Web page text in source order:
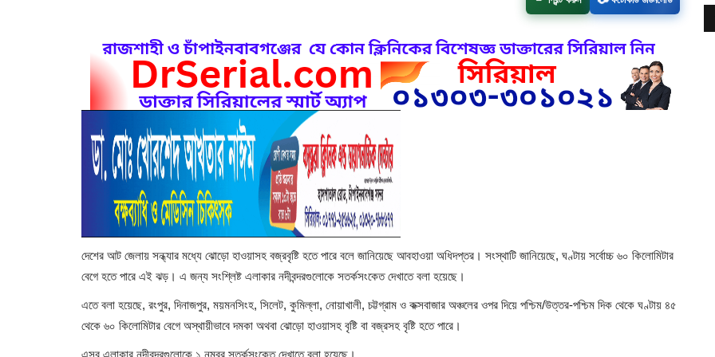
দেশের আট জেলায় সন্ধ্যার মধ্যে ঝোড়ো হাওয়াসহ বজ্রবৃষ্টি হতে পারে বলে জানিয়েছে আবহাওয়া অধিদপ্তর। সংস্থাটি জানিয়েছে, ঘণ্টায় সর্বোচ্চ ৬০ কিলোমিটার
বেগে হতে পারে এই ঝড়। এ জন্য সংশ্লিষ্ট এলাকার নদীবন্দরগুলোকে সতর্কসংকেত দেখাতে বলা হয়েছে।
এতে বলা হয়েছে, রংপুর, দিনাজপুর, ময়মনসিংহ, সিলেট, কুমিল্লা, নোয়াখালী, চট্টগ্রাম ও কক্সবাজার অঞ্চলের ওপর দিয়ে পশ্চিম/উত্তর-পশ্চিম দিক থেকে ঘণ্টায় ৪৫
থেকে ৬০ কিলোমিটার বেগে অস্থায়ীভাবে দমকা অথবা ঝোড়ো হাওয়াসহ বৃষ্টি বা বজ্রসহ বৃষ্টি হতে পারে।
এসব এলাকার নদীবন্দরগুলোকে ১ নম্বর সতর্কসংকেত দেখাতে বলা হয়েছে।